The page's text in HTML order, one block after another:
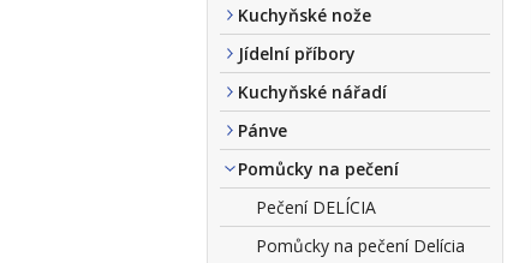
Kuchyňské nože
Jídelní příbory
Kuchyňské nářadí
Pánve
Pomůcky na pečení
Pečení DELÍCIA
Pomůcky na pečení Delícia